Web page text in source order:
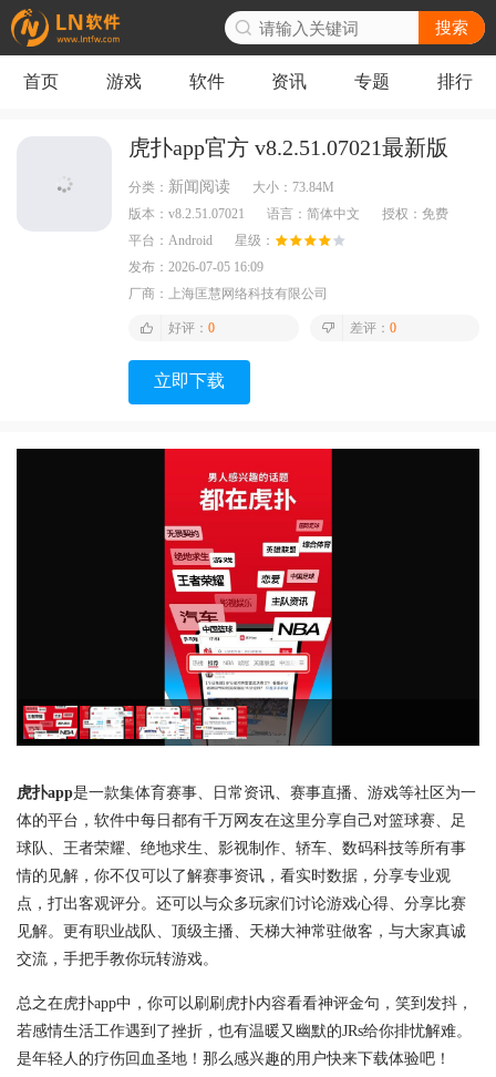
搜索
首页 游戏 软件 资讯 专题 排行
虎扑app官方 v8.2.51.07021最新版
分类： 新闻阅读 大小： 73.84M
版本： v8.2.51.07021 语言： 简体中文 授权： 免费
平台： Android
星级：
发布： 2026-07-05 16:09
厂商：
上海匡慧网络科技有限公司
好评： 0 差评： 0
立即下载
虎扑app是一款集体育赛事、日常资讯、赛事直播、游戏等社区为一
体的平台，软件中每日都有千万网友在这里分享自己对篮球赛、足
球队、王者荣耀、绝地求生、影视制作、轿车、数码科技等所有事
情的见解，你不仅可以了解赛事资讯，看实时数据，分享专业观
点，打出客观评分。还可以与众多玩家们讨论游戏心得、分享比赛
见解。更有职业战队、顶级主播、天梯大神常驻做客，与大家真诚
交流，手把手教你玩转游戏。
总之在虎扑app中，你可以刷刷虎扑内容看看神评金句，笑到发抖，
若感情生活工作遇到了挫折，也有温暖又幽默的JRs给你排忧解难。
是年轻人的疗伤回血圣地！那么感兴趣的用户快来下载体验吧！